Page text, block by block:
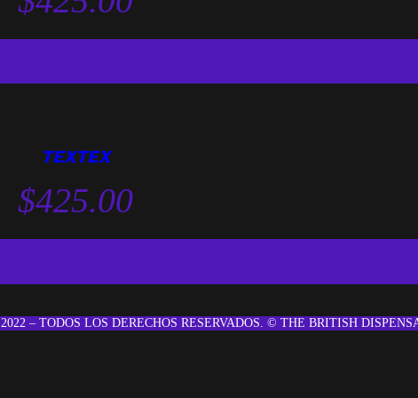
TEXTEX
$425.00
2022 – TODOS LOS DERECHOS RESERVADOS. © THE BRITISH